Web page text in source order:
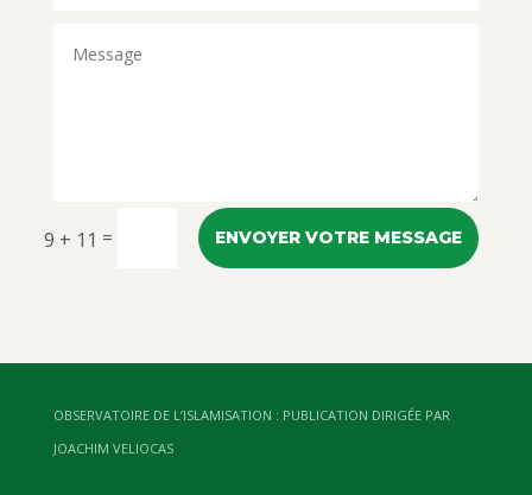
9 + 11 = ENVOYER VOTRE MESSAGE
OBSERVATOIRE DE L’ISLAMISATION : PUBLICATION DIRIGÉE PAR
JOACHIM VELIOCAS